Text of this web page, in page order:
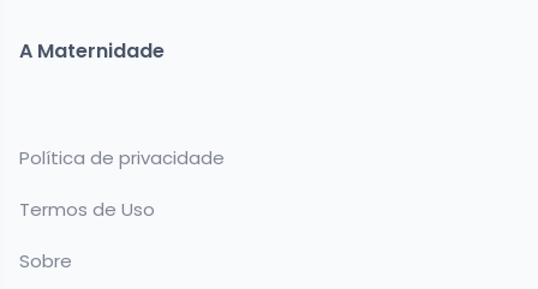
A Maternidade
Política de privacidade
Termos de Uso
Sobre